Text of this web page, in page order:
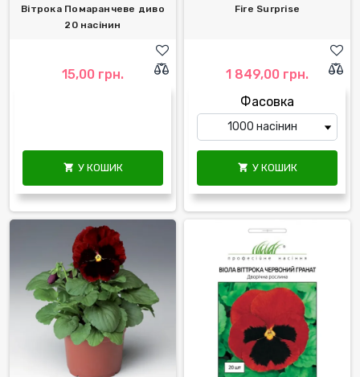
Вітрока Помаранчеве диво
20 насінин
15,00 грн.
 У КОШИК
Fire Surprise
1 849,00 грн.
Фасовка
 У КОШИК